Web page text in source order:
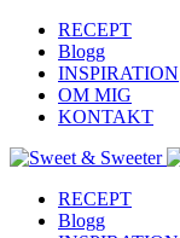
RECEPT
Blogg
INSPIRATION
OM MIG
KONTAKT
RECEPT
Blogg